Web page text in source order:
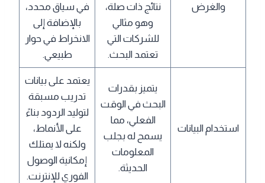
والغرض
نتائج ذات صلة،
وهو مثالي
للشركات التي
تعتمد البحث.
في سياق محدد،
بالإضافة إلى
الانخراط في حوار
طبيعي.
استخدام البيانات
يتميز بقدرات
البحث في الوقت
الفعلي، مما
يسمح له بجلب
المعلومات
الحديثة.
يعتمد على بيانات
تدريب مسبقة
لتوليد الردود بناءً
على الأنماط،
ولكنه لا يمتلك
إمكانية الوصول
الفوري للإنترنت.